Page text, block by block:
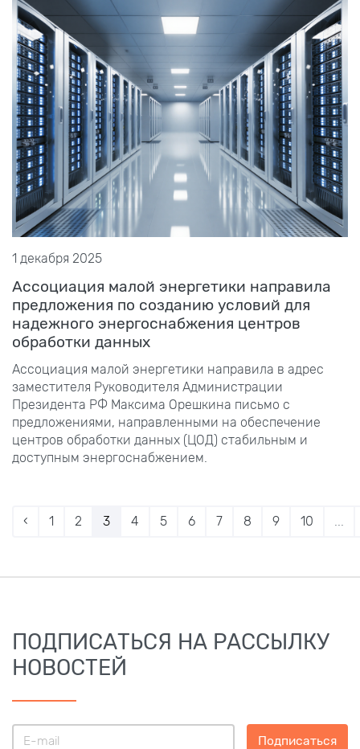
1 декабря 2025
Ассоциация малой энергетики направила
предложения по созданию условий для
надежного энергоснабжения центров
обработки данных
Ассоциация малой энергетики направила в адрес
заместителя Руководителя Администрации
Президента РФ Максима Орешкина письмо с
предложениями, направленными на обеспечение
центров обработки данных (ЦОД) стабильным и
доступным энергоснабжением.
‹ 1 2 3 4 5 6 7 8 9 10
ПОДПИСАТЬСЯ НА РАССЫЛКУ
НОВОСТЕЙ
Подписаться